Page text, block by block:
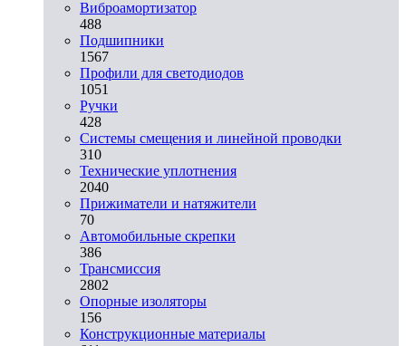
Виброамортизатор
488
Подшипники
1567
Профили для светодиодов
1051
Ручки
428
Системы смещения и линейной проводки
310
Технические уплотнения
2040
Прижиматели и натяжители
70
Автомобильные скрепки
386
Трансмиссия
2802
Опорные изоляторы
156
Конструкционные материалы